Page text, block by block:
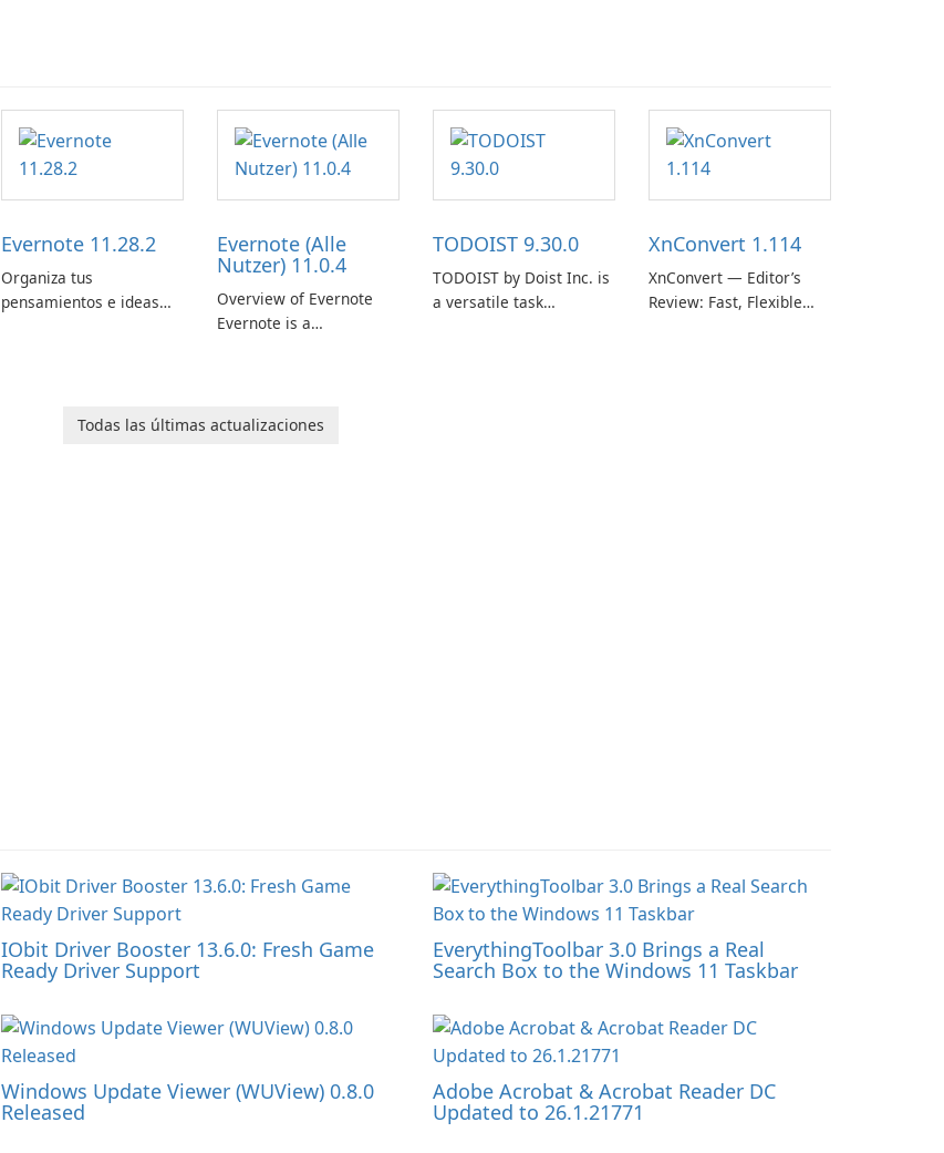
Evernote 11.28.2
Organiza tus
pensamientos e ideas
Evernote (Alle
Nutzer) 11.0.4
Overview of Evernote
Evernote is a
help users capture,
TODOIST 9.30.0
TODOIST by Doist Inc. is
a versatile task
XnConvert 1.114
XnConvert — Editor’s
Review: Fast, Flexible
Todas las últimas actualizaciones
IObit Driver Booster 13.6.0: Fresh Game
Ready Driver Support
EverythingToolbar 3.0 Brings a Real
Search Box to the Windows 11 Taskbar
Windows Update Viewer (WUView) 0.8.0
Released
Adobe Acrobat & Acrobat Reader DC
Updated to 26.1.21771